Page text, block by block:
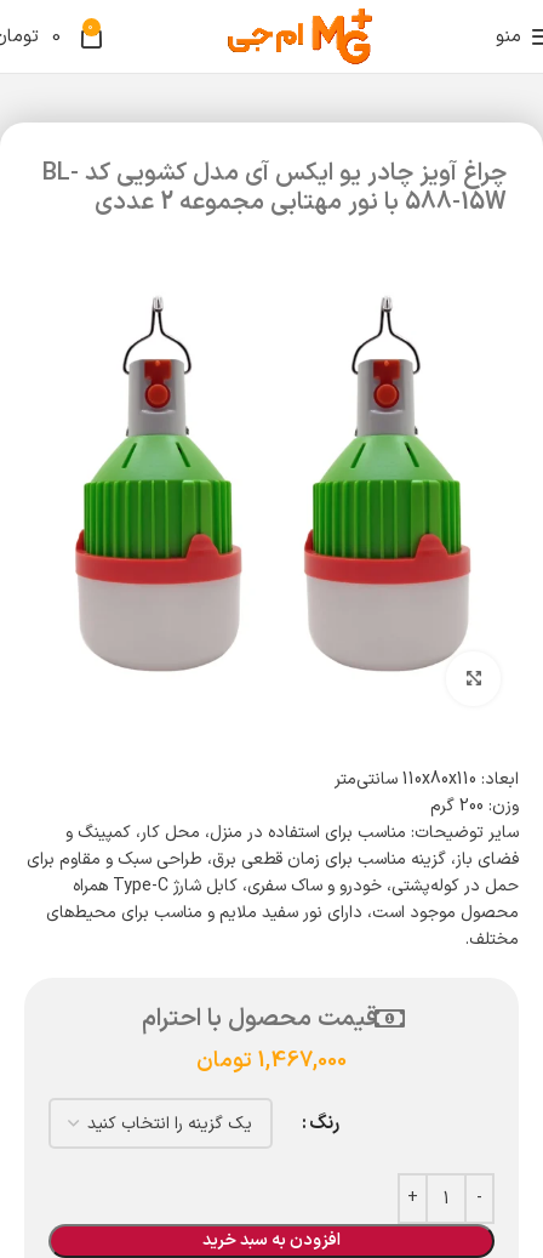
منو 0
0
چراغ آویز چادر یو ایکس آی مدل کشویی کد BL-
588-15W با نور مهتابی مجموعه 2 عددی
بزرگنمایی تصویر
ابعاد: 110x80x110 سانتی‌متر
وزن: 200 گرم
سایر توضیحات: مناسب برای استفاده در منزل، محل کار، کمپینگ و
فضای باز، گزینه مناسب برای زمان قطعی برق، طراحی سبک و مقاوم برای
حمل در کوله‌پشتی، خودرو و ساک سفری، کابل شارژ Type-C همراه
محصول موجود است، دارای نور سفید ملایم و مناسب برای محیط‌های
مختلف.
قیمت محصول با احترام
1,467,000 تومان
رنگ
افزودن به سبد خرید